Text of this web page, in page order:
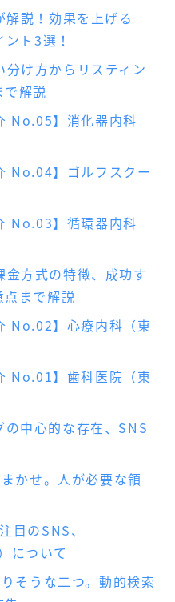
説！効果を上げる
ト3選！
け方からリスティン
解説
No.05】消化器内科
No.04】ゴルフスクー
No.03】循環器内科
方式の特徴、成功す
まで解説
No.02】心療内科（東
No.01】歯科医院（東
中心的な存在、SNS
かせ。人が必要な領
目のSNS、
について
そうな二つ。動的検索